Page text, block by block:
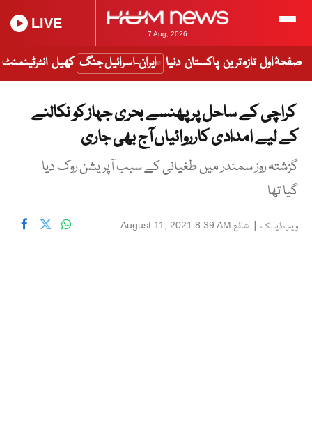
7 Aug, 2026
LIVE
صفحۂ اول تازہ ترین پاکستان دنیا ایران-اسرائیل جنگ کھیل انٹرٹینمنٹ
کراچی کے ساحل پر پھنسے بحری جہاز کو نکالنے
کے لیے امدادی کارروائیاں آج بھی جاری
گزشتہ روز سمندر میں طغیانی کے سبب آپریشن روک دیا
گیا تھا
ویب ڈیسک | شائع August 11, 2021 8:39 AM